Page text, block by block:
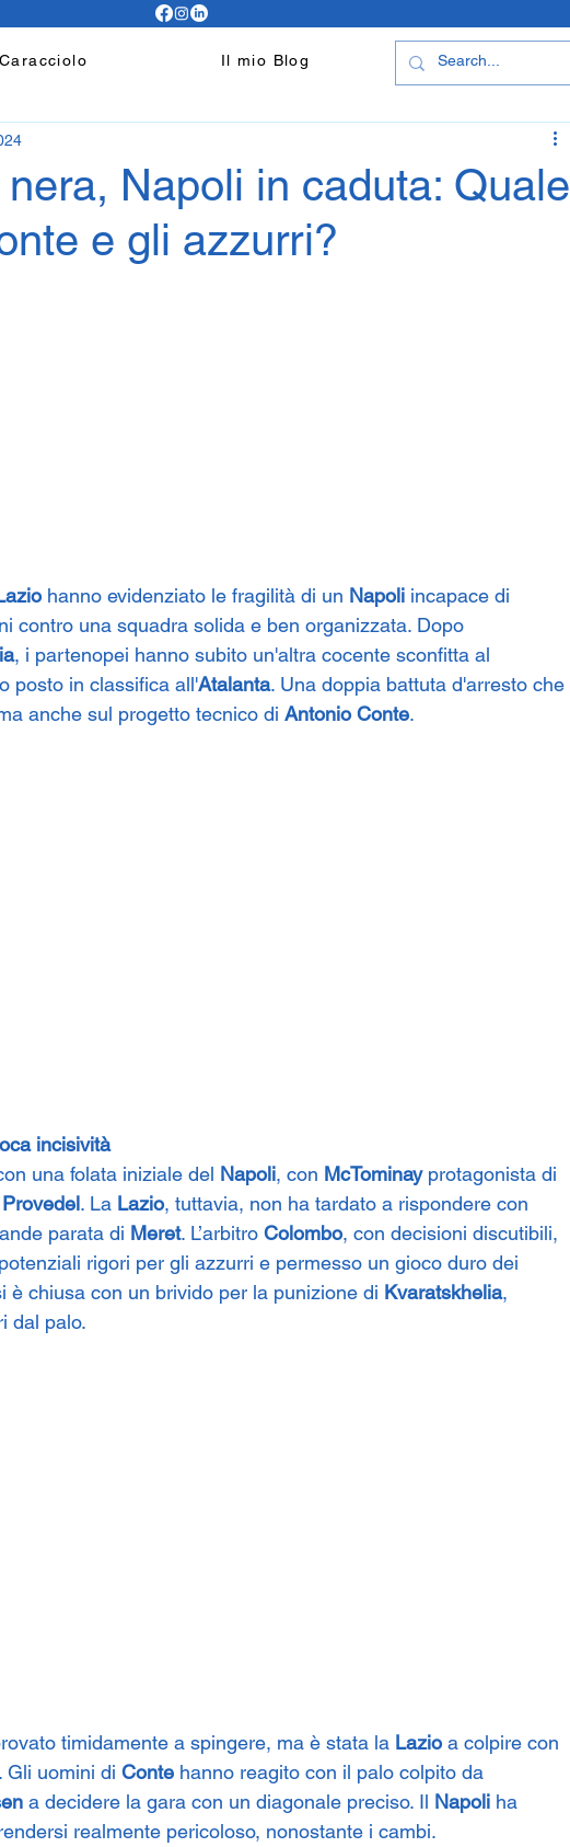
Il mio Blog
Napoli in caduta: Quale
e gli azzurri?
hanno evidenziato le fragilità di un Napoli incapace di
contro una squadra solida e ben organizzata. Dopo
, i partenopei hanno subito un'altra cocente sconfitta al
posto in classifica all'Atalanta. Una doppia battuta d'arresto che
anche sul progetto tecnico di Antonio Conte.
incisività
una folata iniziale del Napoli, con McTominay protagonista di
Provedel. La Lazio, tuttavia, non ha tardato a rispondere con
parata di Meret. L’arbitro Colombo, con decisioni discutibili,
rigori per gli azzurri e permesso un gioco duro dei
è chiusa con un brivido per la punizione di Kvaratskhelia,
dal palo.
timidamente a spingere, ma è stata la Lazio a colpire con
. Gli uomini di Conte hanno reagito con il palo colpito da
a decidere la gara con un diagonale preciso. Il Napoli ha
realmente pericoloso, nonostante i cambi.